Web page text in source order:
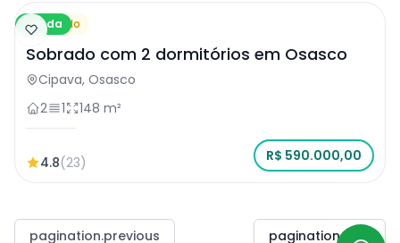
Venda
Sobrado
Sobrado com 2 dormitórios em Osasco
Cipava, Osasco
2
1 148 m²
4.8(23) R$ 590.000,00
pagination.previous pagination.next